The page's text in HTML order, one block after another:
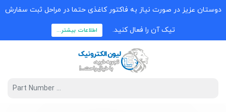
دوستان عزیز در صورت نیاز به فاکتور کاغذی حتما در مراحل ثبت سفارش
تیک آن را فعال کنید. اطلاعات بیشتر...